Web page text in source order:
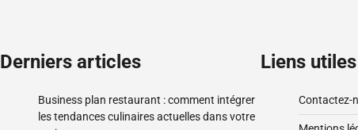
Derniers articles
Business plan restaurant : comment intégrer
les tendances culinaires actuelles dans votre
Liens utiles
Contactez-